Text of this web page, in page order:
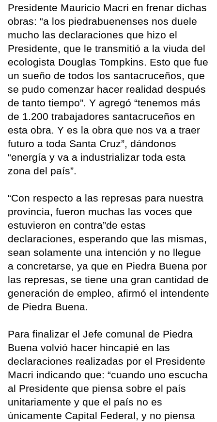
Presidente Mauricio Macri en frenar dichas
obras: “a los piedrabuenenses nos duele
mucho las declaraciones que hizo el
Presidente, que le transmitió a la viuda del
ecologista Douglas Tompkins. Esto que fue
un sueño de todos los santacruceños, que
se pudo comenzar hacer realidad después
de tanto tiempo”. Y agregó “tenemos más
de 1.200 trabajadores santacruceños en
esta obra. Y es la obra que nos va a traer
futuro a toda Santa Cruz”, dándonos
“energía y va a industrializar toda esta
zona del país”.
“Con respecto a las represas para nuestra
provincia, fueron muchas las voces que
estuvieron en contra”de estas
declaraciones, esperando que las mismas,
sean solamente una intención y no llegue
a concretarse, ya que en Piedra Buena por
las represas, se tiene una gran cantidad de
generación de empleo, afirmó el intendente
de Piedra Buena.
Para finalizar el Jefe comunal de Piedra
Buena volvió hacer hincapié en las
declaraciones realizadas por el Presidente
Macri indicando que: “cuando uno escucha
al Presidente que piensa sobre el país
unitariamente y que el país no es
únicamente Capital Federal, y no piensa